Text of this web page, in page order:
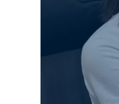
坐骨神経痛の治りかけ
サインが出たら？悪化